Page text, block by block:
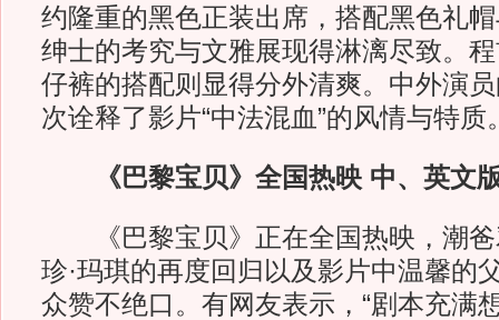
约隆重的黑色正装出席，搭配黑色礼
绅士的考究与文雅展现得淋漓尽致。
仔裤的搭配则显得分外清爽。中外演
次诠释了影片“中法混血”的风情与特质
《巴黎宝贝》全国热映 中、英文
《巴黎宝贝》正在全国热映，潮爸
珍·玛琪的再度回归以及影片中温馨的
众赞不绝口。有网友表示，“剧本充满